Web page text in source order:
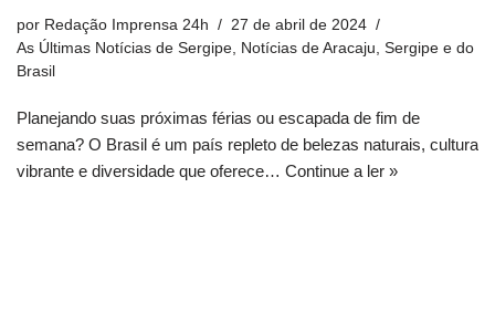
por Redação Imprensa 24h
27 de abril de 2024
As Últimas Notícias de Sergipe Notícias de Aracaju, Sergipe e do
Brasil
Planejando suas próximas férias ou escapada de fim de
semana? O Brasil é um país repleto de belezas naturais, cultura
vibrante e diversidade que oferece… Continue a ler »